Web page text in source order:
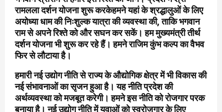
रामलला दर्शन योजना शुरू करकेहमने यहां के श्रद्धालुओं के लिए
अयोध्या धाम की निःशुल्क यात्रा की व्यवस्था की, ताकि भगवान
राम से अपने रिश्ते को और सघन कर सकें। हम मुख्यमंत्री तीर्थ
दर्शन योजना भी शुरू कर रहे हैं। हमने राजिम कुंभ कल्प का वैभव
फिर से लौटाया है।
हमारी नई उद्योग नीति से राज्य के औद्योगिक क्षेत्र में भी विकास की
नई संभावनाओं का सृजन हुआ है। यह नीति प्रदेश की
अर्थव्यवस्था को मजबूत करेगी। हमने इस नीति को रोजगार परक
बनाया है। नई उद्योग नीति में युवाओं को स्वरोजगार के लिए